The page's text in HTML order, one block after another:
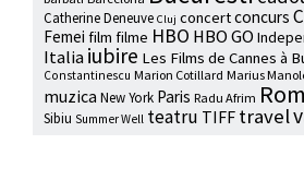
Catherine Deneuve Cluj concertconcurs
Femei film filme HBO HBO GO
Italiaiubire Les Films de Cannes à
Constantinescu Marion Cotillard Marius
muzica New York Paris Radu Afrim
Sibiu Summer Well teatru TIFF travel